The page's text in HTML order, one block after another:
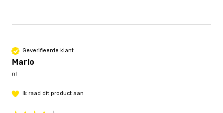
Geverifieerde klant
Marlo
nl
Ik raad dit product aan